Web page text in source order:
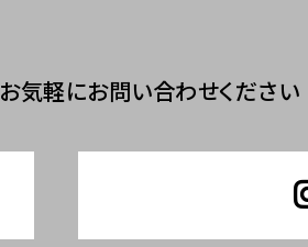
お気軽にお問い合わせください